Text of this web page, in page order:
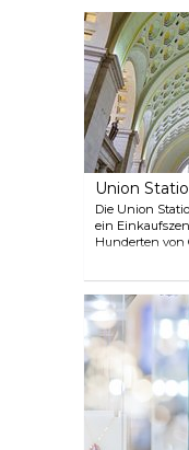
für einen
der Website
Bücher
Union
Die Union
ein
Hunderten von